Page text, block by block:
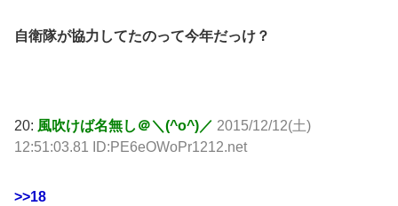
自衛隊が協力してたのって今年だっけ？
20: 風吹けば名無し＠＼(^o^)／ 2015/12/12(土)
12:51:03.81 ID:PE6eOWoPr1212.net
>>18